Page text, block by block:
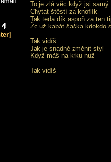
To je zlá věc když jsi samý
Chytat štěstí za knoflík
Tak teda dík aspoň za ten
Že už kabát šaška kdekdo
Tak vidíš
Jak je snadné změnit styl
Když máš na krku nůž
Tak vidíš